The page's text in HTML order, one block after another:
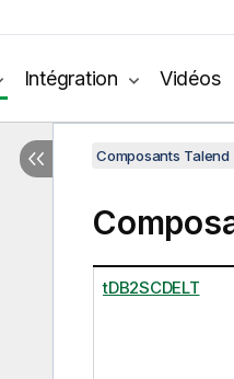
Intégration Vidéos
Composants
tDB2SCDELT